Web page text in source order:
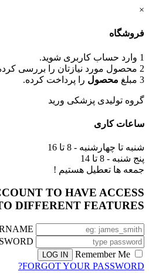
×
فروشگاه
1 وارد حساب کاربری شوید.
2 محصول مورد نیازتان را بررسی
3 مبلغ محصول را پرداخت کرده.
گروه تولیدی پزشکی ورید
ساعات کاری
شنبه تا چهارشنبه - 8 تا 16
پنج شنبه - 8 تا 14
جمعه ها تعطیل هستیم !
TO HAVE ACCESS
DIFFERENT FEATURES
FORGOT YOUR PASSWORD?